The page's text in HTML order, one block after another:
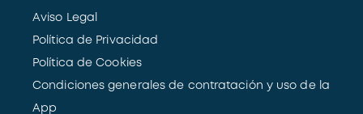
Aviso Legal
Política de Privacidad
Política de Cookies
Condiciones generales de contratación y uso de la
App